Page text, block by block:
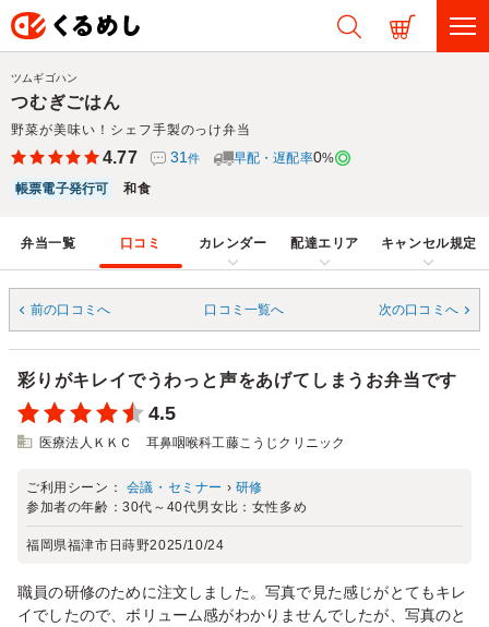
つむぎごはん
野菜が美味い！シェフ手製のっけ弁当
ツムギゴハン
4.77 31件 早配・遅配率0%
帳票電子発行可
和食
弁当一覧 口コミ カレンダー 配達エリア キャンセル規定
前の口コミへ 口コミ一覧へ 次の口コミへ
彩りがキレイでうわっと声をあげてしまうお弁当です
4.5
医療法人ＫＫＣ 耳鼻咽喉科工藤こうじクリニック
ご利用シーン： 会議・セミナー › 研修
参加者の年齢：30代～40代男女比： 女性多め
福岡県福津市日蒔野2025/10/24
職員の研修のために注文しました。写真で見た感じがとてもキレ
イでしたので、ボリューム感がわかりませんでしたが、写真のと